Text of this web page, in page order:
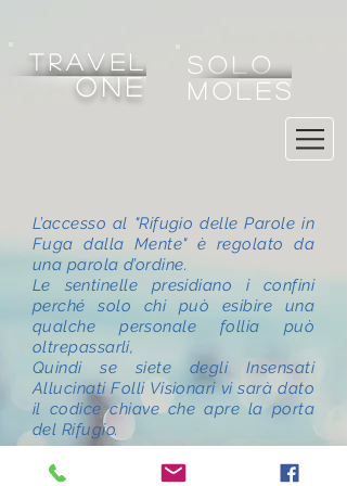
tRAVEL
one
SOLO
MOLES
L’accesso al "Rifugio delle Parole in
Fuga dalla Mente" è regolato da
una parola d’ordine.
Le sentinelle presidiano i confini
perché solo chi può esibire una
qualche personale follia può
oltrepassarli,
Quindi se siete degli Insensati
Allucinati Folli Visionari vi sarà dato
il codice chiave che apre la porta
del Rifugio.
BOUNDARIES CONFINI